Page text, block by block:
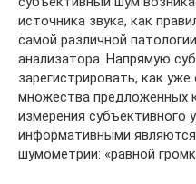
источника звука, как
самой различной
анализатора. Напрямую
зарегистрировать, как
множества предложенных
измерения субъективного
информативными
шумометрии: «равной